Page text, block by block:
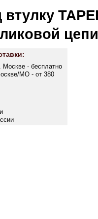
цепи
Москве - бесплатно
МО - от 380